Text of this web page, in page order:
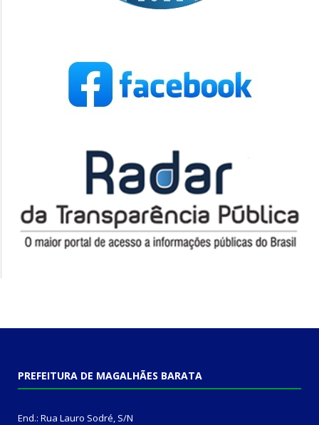
PREFEITURA DE MAGALHÃES BARATA
End.: Rua Lauro Sodré, S/N